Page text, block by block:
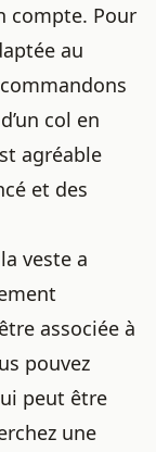
compte. Pour
au
col en
agréable
et des
veste a
associée à
pouvez
peut être
une